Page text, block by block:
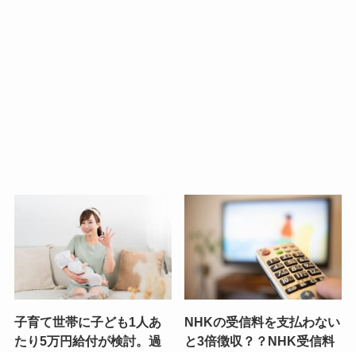
子育て世帯に子ども1人あ
たり5万円給付が検討。過
NHKの受信料を支払わない
と3倍徴収？？NHK受信料